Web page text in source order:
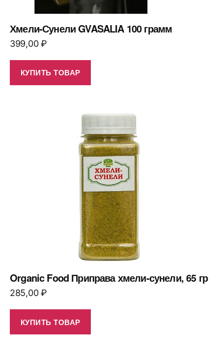
Хмели-Сунели GVASALIA 100 грамм
399,00₽
КУПИТЬ ТОВАР
Organic Food Приправа хмели-сунели, 65 гр
285,00₽
КУПИТЬ ТОВАР